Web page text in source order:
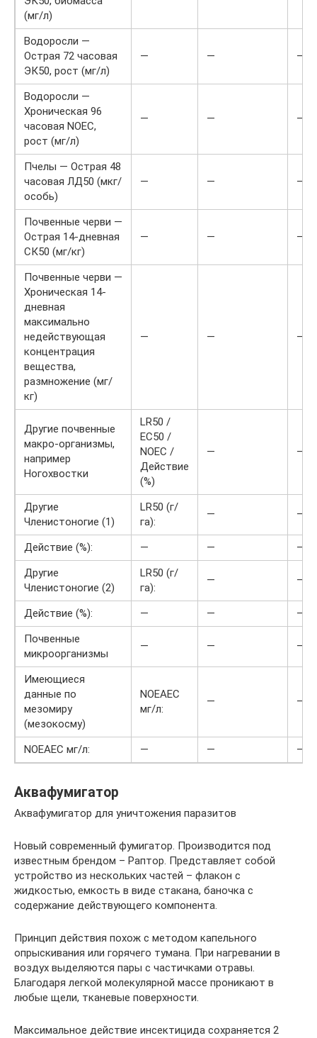
(мг/л)
Водоросли —
Острая 72 часовая
ЭК50, рост (мг/л)
— — —
Водоросли —
Хроническая 96
часовая NOEC,
рост (мг/л)
— — —
Пчелы — Острая 48
часовая ЛД50 (мкг/
особь)
— — —
Почвенные черви —
Острая 14-дневная
СК50 (мг/кг)
— — —
Почвенные черви —
Хроническая 14-
дневная
максимально
недействующая
концентрация
вещества,
размножение (мг/
кг)
— — —
Другие почвенные
макро-организмы,
например
Ногохвостки
LR50 /
EC50 /
NOEC /
Действие
(%)
— —
Другие
Членистоногие (1)
LR50 (г/
га):
— —
Действие (%): — —
—
Другие
Членистоногие (2)
LR50 (г/
га):
— —
Действие (%): — —
—
Почвенные
микроорганизмы
— — —
Имеющиеся
данные по
мезомиру
(мезокосму)
NOEAEC
мг/л:
— —
NOEAEC мг/л: — — —
Аквафумигатор
Аквафумигатор для уничтожения паразитов
Новый современный фумигатор. Производится под
известным брендом – Раптор. Представляет собой
устройство из нескольких частей – флакон с
жидкостью, емкость в виде стакана, баночка с
содержание действующего компонента.
Принцип действия похож с методом капельного
опрыскивания или горячего тумана. При нагревании в
воздух выделяются пары с частичками отравы.
Благодаря легкой молекулярной массе проникают в
любые щели, тканевые поверхности.
Максимальное действие инсектицида сохраняется 2